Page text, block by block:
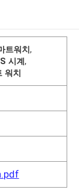
트워치,
시계,
워치